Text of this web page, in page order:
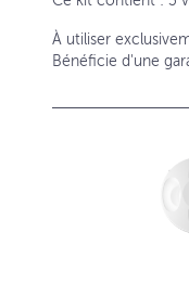
À utiliser
Bénéficie d'une